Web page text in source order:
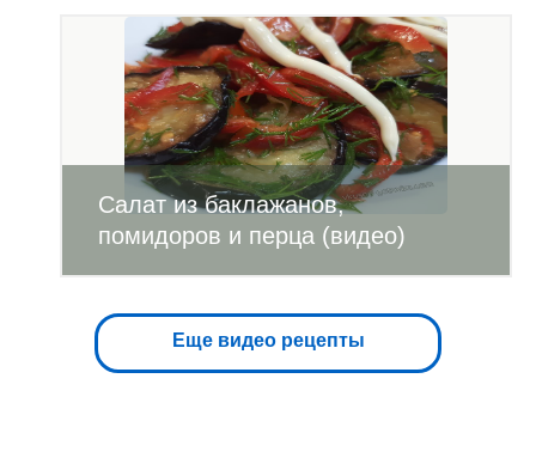
Салат из баклажанов,
помидоров и перца (видео)
Еще видео рецепты